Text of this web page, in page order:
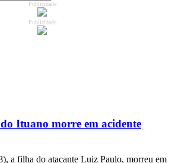
Publicidade
Publicidade
Ituano morre em acidente
a filha do atacante Luiz Paulo, morreu em